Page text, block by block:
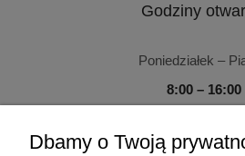
Godziny
Poniedziałek –
8:00 – 16:00
Zamknięte
Dbamy o Twoją